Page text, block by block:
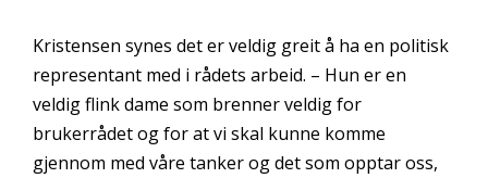
Kristensen synes det er veldig greit å ha en politisk
representant med i rådets arbeid. – Hun er en
veldig flink dame som brenner veldig for
brukerrådet og for at vi skal kunne komme
gjennom med våre tanker og det som opptar oss,